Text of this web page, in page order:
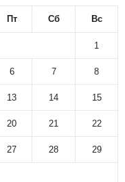
Пт Сб Вс
1
6 7 8
13 14 15
20 21 22
27 28 29